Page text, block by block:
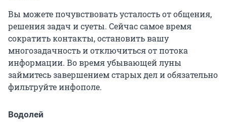
Вы можете почувствовать усталость от общения,
решения задач и суеты. Сейчас самое время
сократить контакты, остановить вашу
многозадачность и отключиться от потока
информации. Во время убывающей луны
займитесь завершением старых дел и обязательно
фильтруйте инфополе.
Водолей